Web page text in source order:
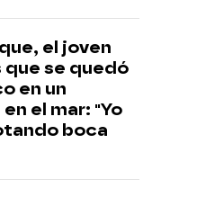
el joven
que se quedó
en un
el mar: "Yo
boca